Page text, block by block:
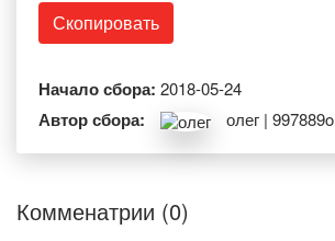
Скопировать
Начало сбора: 2018-05-24
Автор сбора: олег | 997889o
Комменатрии (0)